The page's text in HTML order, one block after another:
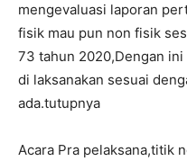
mengevaluasi laporan
fisik mau pun non fisik
73 tahun 2020,Dengan
di laksanakan sesuai
ada.tutupnya
Acara Pra pelaksana,titik